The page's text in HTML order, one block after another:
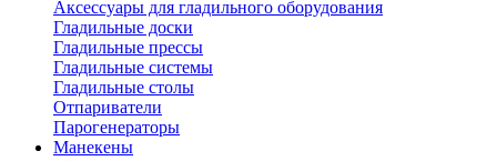
Аксессуары для гладильного оборудования
Гладильные доски
Гладильные прессы
Гладильные системы
Гладильные столы
Отпариватели
Парогенераторы
Манекены